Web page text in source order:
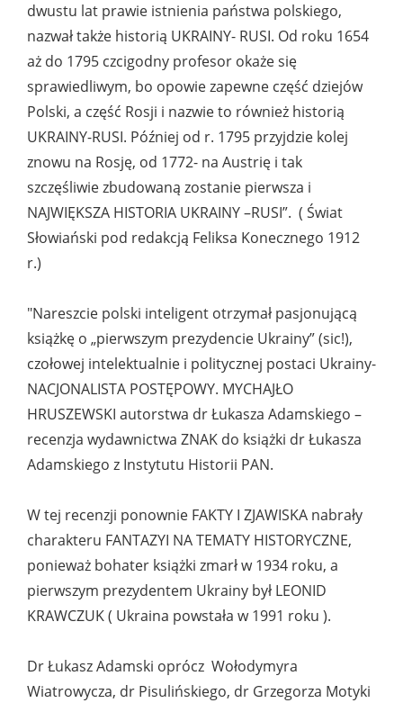
dwustu lat prawie istnienia państwa polskiego,
nazwał także historią UKRAINY- RUSI. Od roku 1654
aż do 1795 czcigodny profesor okaże się
sprawiedliwym, bo opowie zapewne część dziejów
Polski, a część Rosji i nazwie to również historią
UKRAINY-RUSI. Później od r. 1795 przyjdzie kolej
znowu na Rosję, od 1772- na Austrię i tak
szczęśliwie zbudowaną zostanie pierwsza i
NAJWIĘKSZA HISTORIA UKRAINY –RUSI”. ( Świat
Słowiański pod redakcją Feliksa Konecznego 1912
r.)
"Nareszcie polski inteligent otrzymał pasjonującą
książkę o „pierwszym prezydencie Ukrainy” (sic!),
czołowej intelektualnie i politycznej postaci Ukrainy-
NACJONALISTA POSTĘPOWY. MYCHAJŁO
HRUSZEWSKI autorstwa dr Łukasza Adamskiego –
recenzja wydawnictwa ZNAK do książki dr Łukasza
Adamskiego z Instytutu Historii PAN.
W tej recenzji ponownie FAKTY I ZJAWISKA nabrały
charakteru FANTAZYI NA TEMATY HISTORYCZNE,
ponieważ bohater książki zmarł w 1934 roku, a
pierwszym prezydentem Ukrainy był LEONID
KRAWCZUK ( Ukraina powstała w 1991 roku ).
Dr Łukasz Adamski oprócz Wołodymyra
Wiatrowycza, dr Pisulińskiego, dr Grzegorza Motyki